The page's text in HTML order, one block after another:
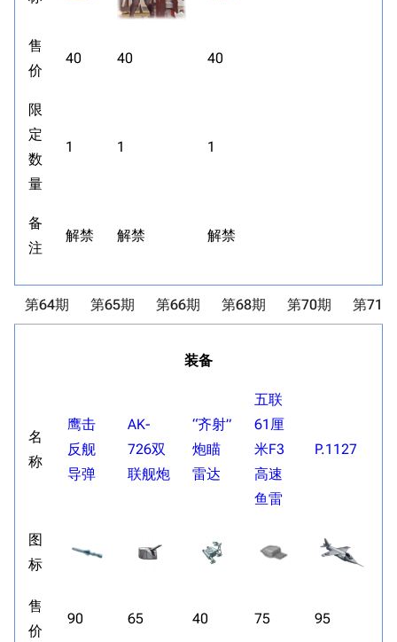
售
价
40 40 40
限
定
数
量
1 1 1
备
注
解禁 解禁 解禁
第64期 第65期 第66期 第68期 第70期 第71期
装备
名
称
鹰击
反舰
导弹
AK-
726双
联舰炮
“齐射”
炮瞄
雷达
五联
61厘
米F3
高速
鱼雷
P.1127
图
标
售
价
90 65 40 75 95